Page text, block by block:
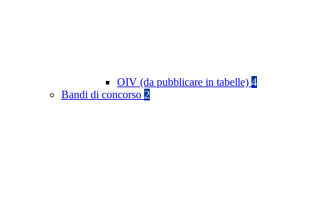
OIV (da pubblicare in tabelle) 4
Bandi di concorso 2